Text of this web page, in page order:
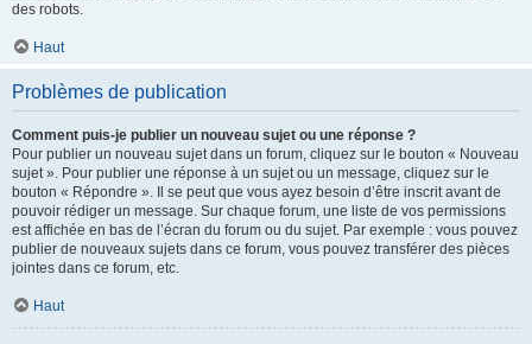
des robots.
Haut
Problèmes de publication
Comment puis-je publier un nouveau sujet ou une réponse ?
Pour publier un nouveau sujet dans un forum, cliquez sur le bouton « Nouveau
sujet ». Pour publier une réponse à un sujet ou un message, cliquez sur le
bouton « Répondre ». Il se peut que vous ayez besoin d’être inscrit avant de
pouvoir rédiger un message. Sur chaque forum, une liste de vos permissions
est affichée en bas de l’écran du forum ou du sujet. Par exemple : vous pouvez
publier de nouveaux sujets dans ce forum, vous pouvez transférer des pièces
jointes dans ce forum, etc.
Haut